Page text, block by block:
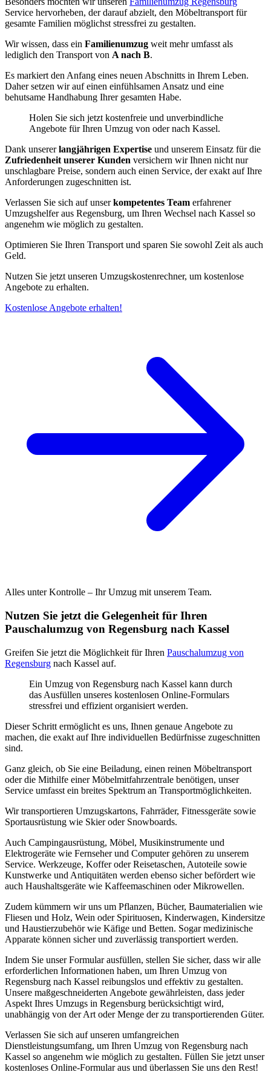
Service hervorheben, der darauf abzielt, den Möbeltransport für
gesamte Familien möglichst stressfrei zu gestalten.
Wir wissen, dass ein Familienumzug weit mehr umfasst als
lediglich den Transport von A nach B.
Es markiert den Anfang eines neuen Abschnitts in Ihrem Leben.
Daher setzen wir auf einen einfühlsamen Ansatz und eine
behutsame Handhabung Ihrer gesamten Habe.
Holen Sie sich jetzt kostenfreie und unverbindliche
Angebote für Ihren Umzug von oder nach Kassel.
Dank unsererlangjährigen Expertise und unserem Einsatz für die
Zufriedenheit unserer Kunden versichern wir Ihnen nicht nur
unschlagbare Preise, sondern auch einen Service, der exakt auf Ihre
Anforderungen zugeschnitten ist.
Verlassen Sie sich auf unserkompetentes Team erfahrener
Umzugshelfer aus Regensburg, um Ihren Wechsel nach Kassel so
angenehm wie möglich zu gestalten.
Optimieren Sie Ihren Transport und sparen Sie sowohl Zeit als auch
Geld.
Nutzen Sie jetzt unseren Umzugskostenrechner, um kostenlose
Angebote zu erhalten.
Kostenlose Angebote erhalten!
Alles unter Kontrolle – Ihr Umzug mit unserem Team.
Nutzen Sie jetzt die Gelegenheit für Ihren
Pauschalumzug von Regensburg nach Kassel
Greifen Sie jetzt die Möglichkeit für Ihren Pauschalumzug von
Regensburg nach Kassel auf.
Ein Umzug von Regensburg nach Kassel kann durch
das Ausfüllen unseres kostenlosen Online-Formulars
stressfrei und effizient organisiert werden.
Dieser Schritt ermöglicht es uns, Ihnen genaue Angebote zu
machen, die exakt auf Ihre individuellen Bedürfnisse zugeschnitten
sind.
Ganz gleich, ob Sie eine Beiladung, einen reinen Möbeltransport
oder die Mithilfe einer Möbelmitfahrzentrale benötigen, unser
Service umfasst ein breites Spektrum an Transportmöglichkeiten.
Wir transportieren Umzugskartons, Fahrräder, Fitnessgeräte sowie
Sportausrüstung wie Skier oder Snowboards.
Auch Campingausrüstung, Möbel, Musikinstrumente und
Elektrogeräte wie Fernseher und Computer gehören zu unserem
Service. Werkzeuge, Koffer oder Reisetaschen, Autoteile sowie
Kunstwerke und Antiquitäten werden ebenso sicher befördert wie
auch Haushaltsgeräte wie Kaffeemaschinen oder Mikrowellen.
Zudem kümmern wir uns um Pflanzen, Bücher, Baumaterialien wie
Fliesen und Holz, Wein oder Spirituosen, Kinderwagen, Kindersitze
und Haustierzubehör wie Käfige und Betten. Sogar medizinische
Apparate können sicher und zuverlässig transportiert werden.
Indem Sie unser Formular ausfüllen, stellen Sie sicher, dass wir alle
erforderlichen Informationen haben, um Ihren Umzug von
Regensburg nach Kassel reibungslos und effektiv zu gestalten.
Unsere maßgeschneiderten Angebote gewährleisten, dass jeder
Aspekt Ihres Umzugs in Regensburg berücksichtigt wird,
unabhängig von der Art oder Menge der zu transportierenden Güter.
Verlassen Sie sich auf unseren umfangreichen
Dienstleistungsumfang, um Ihren Umzug von Regensburg nach
Kassel so angenehm wie möglich zu gestalten. Füllen Sie jetzt unser
kostenloses Online-Formular aus und überlassen Sie uns den Rest!